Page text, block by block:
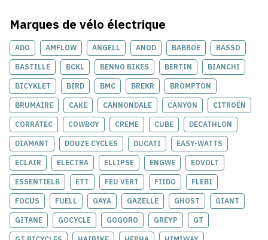
Marques de vélo électrique
ADO AMFLOW ANGELL ANOD BABBOE BASSO
BASTILLE BCKL BENNO BIKES BERTIN BIANCHI
BICYKLET BIRD BMC BREKR BROMPTON
BRUMAIRE CAKE CANNONDALE CANYON CITROËN
CORRATEC COWBOY CREME CUBE DECATHLON
DIAMANT DOUZE CYCLES DUCATI EASY-WATTS
ECLAIR ELECTRA ELLIPSE ENGWE EOVOLT
ESSENTIELB ETT FEU VERT FIIDO FLEBI
FOCUS FUELL GAYA GAZELLE GHOST GIANT
GITANE GOCYCLE GOGORO GREYP GT